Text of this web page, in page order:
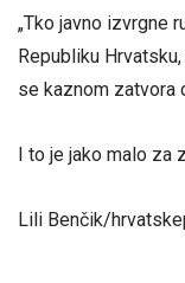
„Tko javno izvrgne
Republiku
se kaznom zatvora
I to je jako malo za
Lili Benčik/